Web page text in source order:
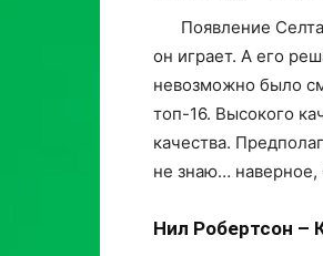
Появление
он играет. А его
невозможно было
топ-16. Высокого
качества.
не знаю… наверное,
Нил Робертсон –